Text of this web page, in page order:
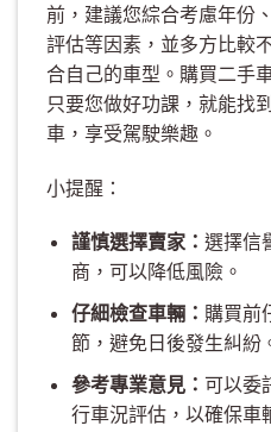
前，建議您綜合考慮年份
評估等因素，並多方比較
合自己的車型。購買二手
只要您做好功課，就能找
車，享受駕駛樂趣。
小提醒：
謹慎選擇賣家： 選擇信
商，可以降低風險。
仔細檢查車輛： 購買前
節，避免日後發生糾紛
參考專業意見： 可以委
行車況評估，以確保車